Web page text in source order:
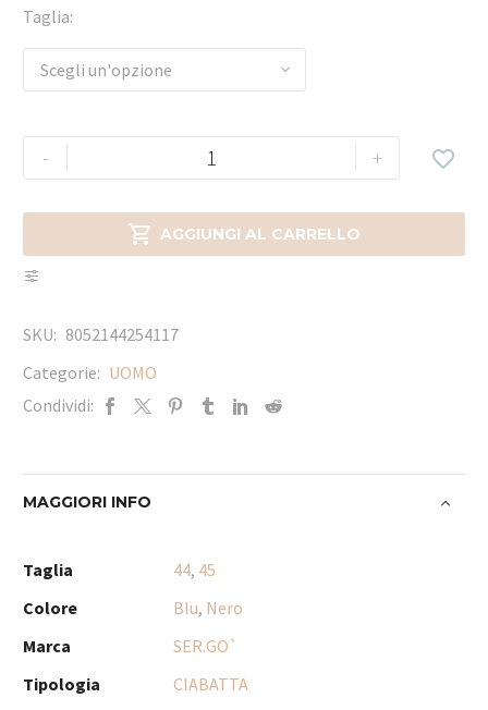
Taglia
Scegli un'opzione
- +
 AGGIUNGI AL CARRELLO

SKU: 8052144254117
Categorie: UOMO
Condividi:
MAGGIORI INFO
Taglia 44, 45
Colore
Blu, Nero
Marca
SER.GO`
Tipologia
CIABATTA